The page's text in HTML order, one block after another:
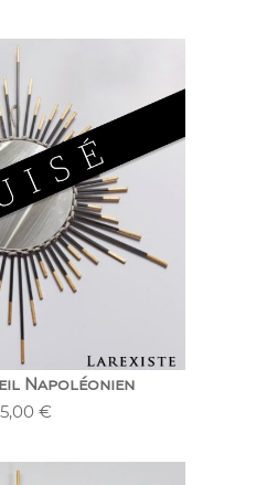
Napoléonien
€